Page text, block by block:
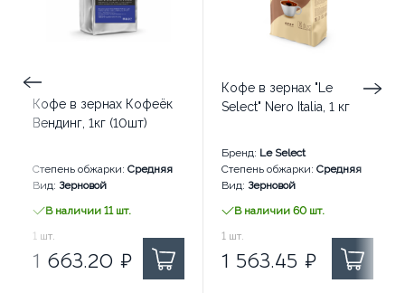
Кофе в зернах Кофеёк
Вендинг, 1кг (10шт)
Степень обжарки: Средняя
Вид: Зерновой
В наличии 11 шт.
1 663.20
1 шт.
1 663.20 ₽
Кофе в зернах "Le
Select" Nero Italia, 1 кг
Бренд: Le Select
Степень обжарки: Средняя
Вид: Зерновой
В наличии 60 шт.
1 563.45
1 шт.
1 563.45 ₽